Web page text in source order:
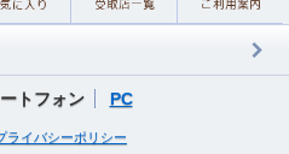
トフォン PC
ライバシーポリシー